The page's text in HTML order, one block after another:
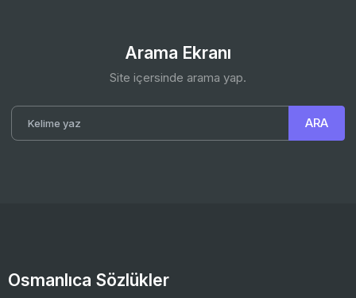
Arama Ekranı
Site içersinde arama yap.
Osmanlıca Sözlükler